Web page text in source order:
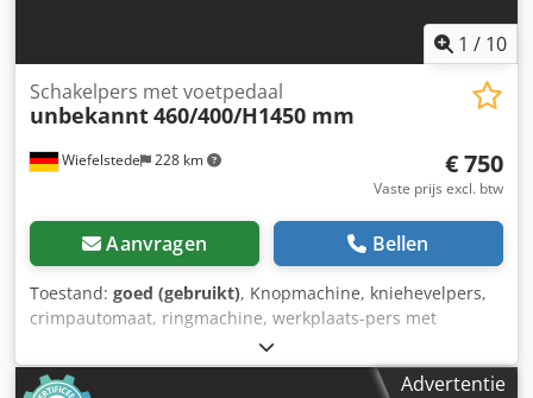
1 / 10
Wiefelstede 228 km
Schakelpers met voetpedaal
unbekannt460/400/H1450 mm
€ 750
Vaste prijs excl. btw
Aanvragen Bellen
Toestand: goed (gebruikt), Knopmachine, kniehevelpers,
crimpautomaat, ringmachine, werkplaats-pers met
voetpedaal -Kniehevelpers: met voetpedaal, op massief
onderstel -Tafelgrootte: 260 x 180 mm, boring Ø 60 mm -
Spindelopname: Ø 32 mm Csdjt E D Dnopfx Ap Hjrf -Advertentie